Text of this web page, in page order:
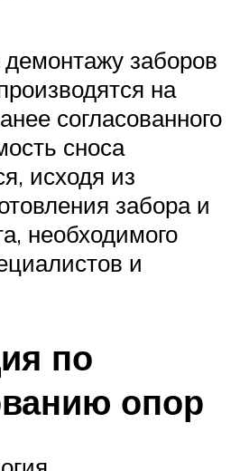
заборов
на
согласованного
сноса
исходя из
забора и
необходимого
и
по
опор